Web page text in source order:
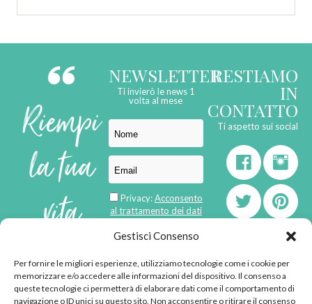
Gestisci Consenso
Per fornire le migliori esperienze, utilizziamo tecnologie come i cookie per
memorizzare e/o accedere alle informazioni del dispositivo. Il consenso a
queste tecnologie ci permetterà di elaborare dati come il comportamento di
navigazione o ID unici su questo sito. Non acconsentire o ritirare il consenso
Riempi
la tua
vita
di
NEWSLETTER
Ti invierò le news 1
volta al mese
Privacy:Acconsento
al trattamento dei dati
RESTIAMO
IN
CONTATTO
Ti aspetto sui social
born inMaMaStudiOs